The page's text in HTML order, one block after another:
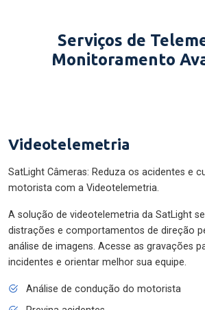
Serviços de
Monitoramento
Videotelemetria
SatLight Câmeras: Reduza os acidentes e
motorista com a Videotelemetria.
A solução de videotelemetria da SatLight
distrações e comportamentos de direção
análise de imagens. Acesse as gravações
incidentes e orientar melhor sua equipe.
Análise de condução do motorista